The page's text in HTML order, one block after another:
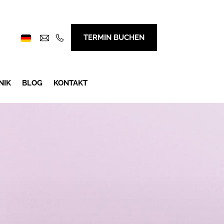
TERMIN BUCHEN
BLOG KONTAKT